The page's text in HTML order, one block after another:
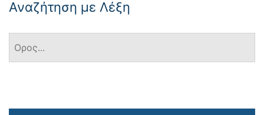
Αναζήτηση με Λέξη